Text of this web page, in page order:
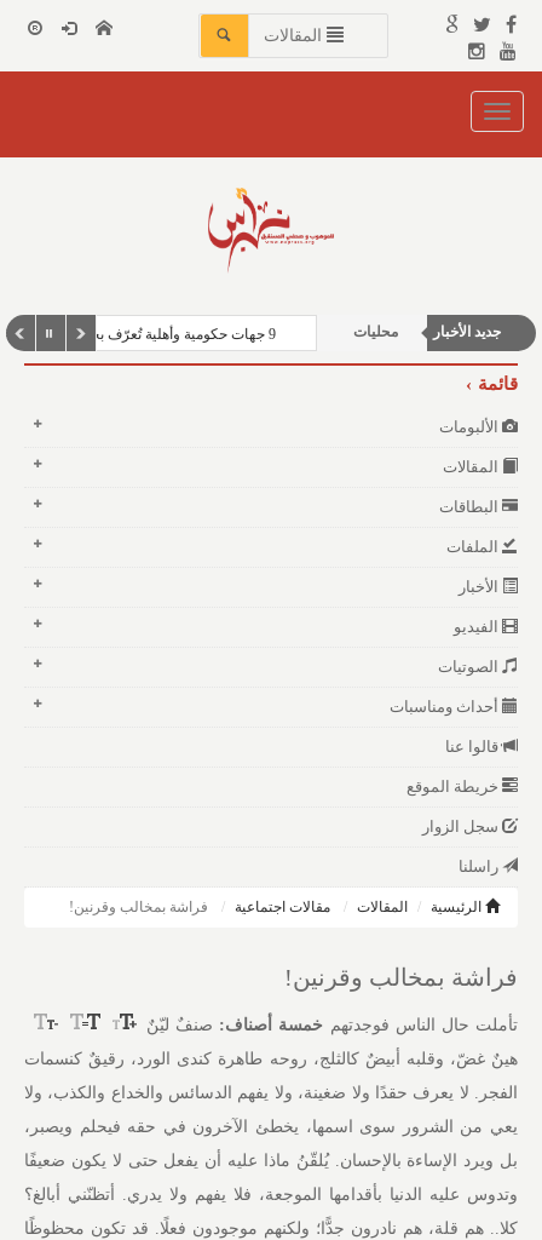
المقالات
Toggle
navigation
جديد الأخبار محليات
شباب ورياضة
9 جهات حكومية وأهلية تُعرّف بخدماتها في سوق المزارعين برفحاء
قائمة
الألبومات
المقالات
البطاقات
الملفات
الأخبار
الفيديو
الصوتيات
أحداث ومناسبات
قالوا عنا
خريطة الموقع
سجل الزوار
راسلنا
الرئيسية المقالات مقالات اجتماعية فراشة بمخالب وقرنين!
فراشة بمخالب وقرنين!
تأملت حال الناس فوجدتهم خمسة أصناف: صنفٌ ليّنٌ
هينٌ غضّ، وقلبه أبيضٌ كالثلج، روحه طاهرة كندى الورد، رقيقٌ كنسمات
الفجر. لا يعرف حقدًا ولا ضغينة، ولا يفهم الدسائس والخداع والكذب، ولا
يعي من الشرور سوى اسمها، يخطئ الآخرون في حقه فيحلم ويصبر،
بل ويرد الإساءة بالإحسان. يُلقّنُ ماذا عليه أن يفعل حتى لا يكون ضعيفًا
وتدوس عليه الدنيا بأقدامها الموجعة، فلا يفهم ولا يدري. أتظنّني أبالغ؟
كلا.. هم قلة، هم نادرون جدًّا؛ ولكنهم موجودون فعلًا. قد تكون محظوظًا